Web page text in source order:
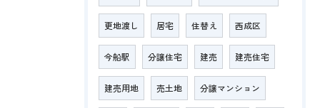
更地渡し 居宅 住替え 西成区
今船駅 分譲住宅 建売 建売住宅
建売用地 売土地 分譲マンション